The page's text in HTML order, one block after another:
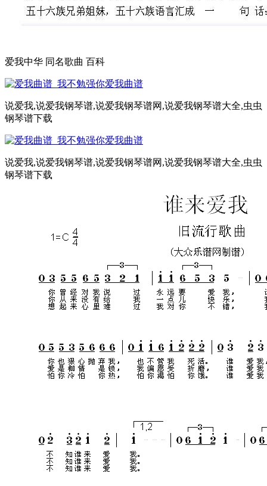
爱我中华 同名歌曲 百科
说爱我,说爱我钢琴谱,说爱我钢琴谱网,说爱我钢琴谱大全,虫虫
钢琴谱下载
说爱我,说爱我钢琴谱,说爱我钢琴谱网,说爱我钢琴谱大全,虫虫
钢琴谱下载